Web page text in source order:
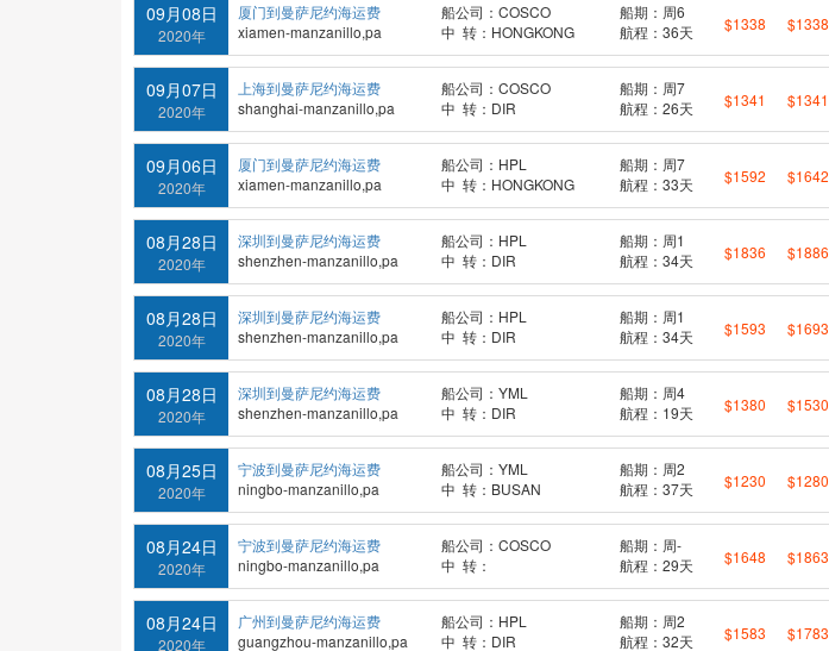
09月08日
2020年
厦门到曼萨尼约海运费
xiamen-manzanillo,pa
船公司：COSCO
中 转：HONGKONG
船期：周6
航程：36天
$1338 $1338
09月07日
2020年
上海到曼萨尼约海运费
shanghai-manzanillo,pa
船公司：COSCO
中 转：DIR
船期：周7
航程：26天
$1341 $1341
09月06日
2020年
厦门到曼萨尼约海运费
xiamen-manzanillo,pa
船公司：HPL
中 转：HONGKONG
船期：周7
航程：33天
$1592 $1642
08月28日
2020年
深圳到曼萨尼约海运费
shenzhen-manzanillo,pa
船公司：HPL
中 转：DIR
船期：周1
航程：34天
$1836 $1886
08月28日
2020年
深圳到曼萨尼约海运费
shenzhen-manzanillo,pa
船公司：HPL
中 转：DIR
船期：周1
航程：34天
$1593 $1693
08月28日
2020年
深圳到曼萨尼约海运费
shenzhen-manzanillo,pa
船公司：YML
中 转：DIR
船期：周4
航程：19天
$1380 $1530
08月25日
2020年
宁波到曼萨尼约海运费
ningbo-manzanillo,pa
船公司：YML
中 转：BUSAN
船期：周2
航程：37天
$1230 $1280
08月24日
2020年
宁波到曼萨尼约海运费
ningbo-manzanillo,pa
船公司：COSCO
中 转：
船期：周-
航程：29天
$1648 $1863
08月24日
2020年
广州到曼萨尼约海运费
guangzhou-manzanillo,pa
船公司：HPL
中 转：DIR
船期：周2
航程：32天
$1583 $1783